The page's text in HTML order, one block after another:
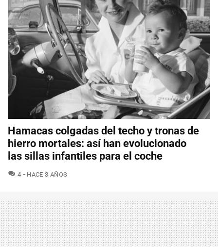
Hamacas colgadas del techo y tronas de
hierro mortales: así han evolucionado
las sillas infantiles para el coche
4 COMENTARIOS
HACE 3 AÑOS